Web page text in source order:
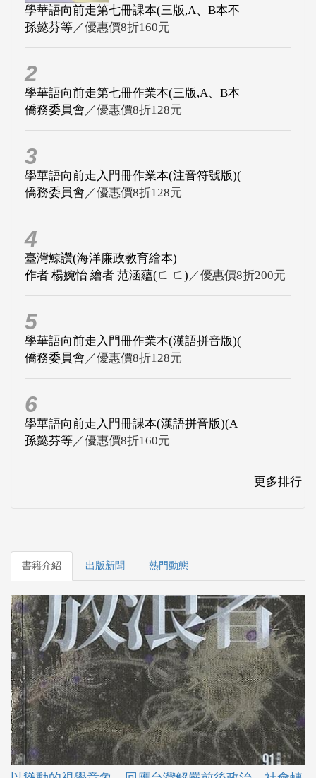
學華語向前走第七冊課本(三版,A、B本不
孫懿芬等／優惠價8折160元
2
學華語向前走第七冊作業本(三版,A、B本
僑務委員會 ／優惠價8折128元
3
學華語向前走入門冊作業本(注音符號版)(
僑務委員會 ／優惠價8折128元
4
臺灣鯨讚(海洋廉政教育繪本)
作者 楊婉怡 繪者 范涵蘊(ㄈ ㄈ) ／優惠價8折200元
5
學華語向前走入門冊作業本(漢語拼音版)(
僑務委員會 ／優惠價8折128元
6
學華語向前走入門冊課本(漢語拼音版)(A
孫懿芬等／優惠價8折160元
更多排行
書籍介紹 出版新聞 熱門動態